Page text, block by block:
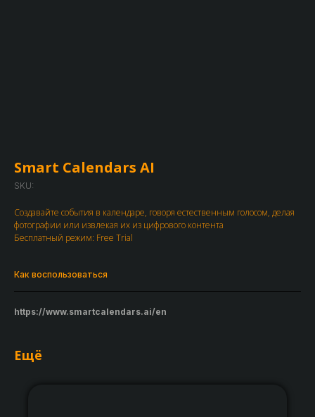
Smart Calendars AI
SKU:
Создавайте события в календаре, говоря естественным голосом, делая
фотографии или извлекая их из цифрового контента
Бесплатный режим: Free Trial
Как воспользоваться
https://www.smartcalendars.ai/en
Ещё